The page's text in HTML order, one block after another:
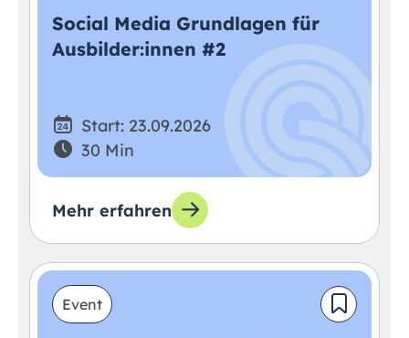
Social Media Grundlagen für
Ausbilder:innen #2
Start: 23.09.2026
30 Min
Mehr erfahren
Event